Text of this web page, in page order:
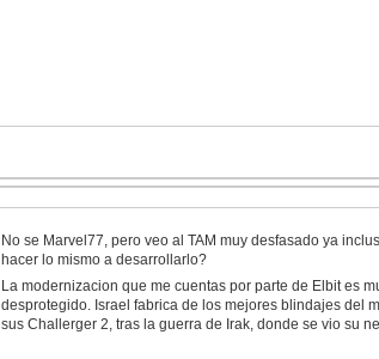
No se Marvel77, pero veo al TAM muy desfasado ya
hacer lo mismo a desarrollarlo?
La modernizacion que me cuentas por parte de Elbit es
desprotegido. Israel fabrica de los mejores blindajes del
sus Challerger 2, tras la guerra de Irak, donde se vio su